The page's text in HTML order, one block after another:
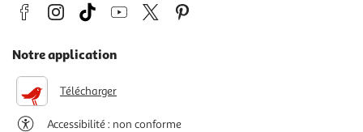
Notre application
Télécharger
Accessibilité : non conforme